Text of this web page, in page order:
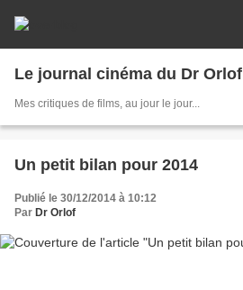
Le journal cinéma du Dr Orlof
Mes critiques de films, au jour le jour...
Un petit bilan pour 2014
Publié le 30/12/2014 à 10:12
Par Dr Orlof